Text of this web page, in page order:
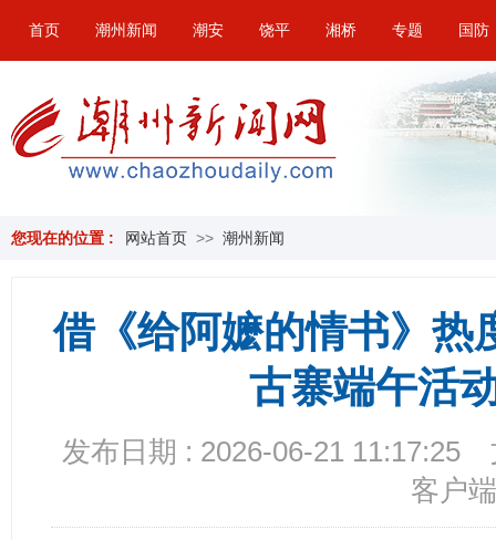
首页 潮州新闻 潮安 饶平 湘桥 专题 国防
您现在的位置 : 网站首页 >> 潮州新闻
借《给阿嬷的情书》热
古寨端午活
发布日期 : 2026-06-21 11:17:25
客户端